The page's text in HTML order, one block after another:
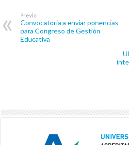
Previo
Convocatoria a enviar ponencias
para Congreso de Gestión
Educativa